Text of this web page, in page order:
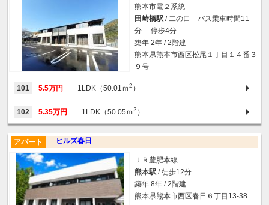
熊本市電２系統
田崎橋駅 / 二の口 バス乗車時間11
分 停歩4分
築年 2年 / 2階建
熊本県熊本市西区松尾１丁目１４番３
９号
101 5.5万円 1LDK（50.01ｍ2 ）
102 5.35万円 1LDK（50.05ｍ2 ）
ヒルズ春日
アパート
ＪＲ豊肥本線
熊本駅 / 徒歩12分
築年 8年 / 2階建
熊本県熊本市西区春日６丁目13-38